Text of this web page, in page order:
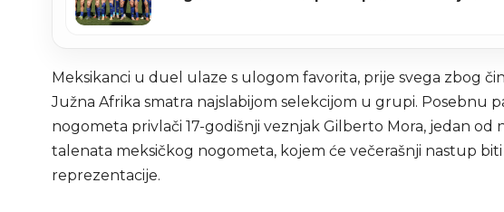
Meksikanci u duel ulaze s ulogom favorita, prije svega zbog
Južna Afrika smatra najslabijom selekcijom u grupi. Posebnu
nogometa privlači 17-godišnji veznjak Gilberto Mora, jedan od
talenata meksičkog nogometa, kojem će večerašnji nastup
reprezentacije.